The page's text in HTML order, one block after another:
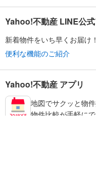
Yahoo!不動産 LINE公
新着物件をいち早くお届け！
便利な機能のご紹介
Yahoo!不動産 アプリ
地図でサクッと物
物件比較が手軽に